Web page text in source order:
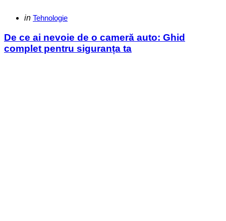
Categories
Posted
in Tehnologie
De ce ai nevoie de o cameră auto: Ghid
complet pentru siguranța ta